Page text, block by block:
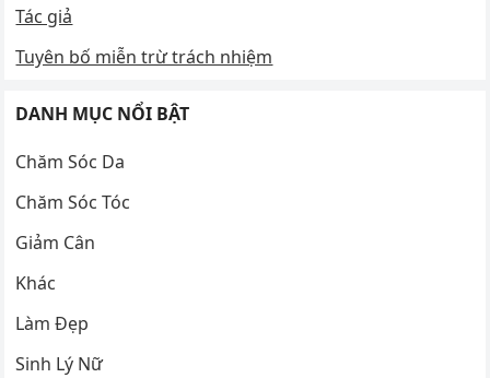
Tác giả
Tuyên bố miễn trừ trách nhiệm
DANH MỤC NỔI BẬT
Chăm Sóc Da
Chăm Sóc Tóc
Giảm Cân
Khác
Làm Đẹp
Sinh Lý Nữ